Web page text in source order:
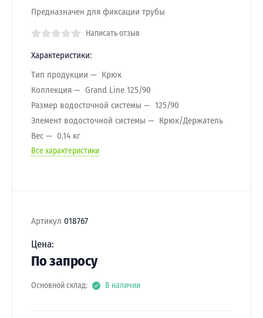
Предназначен для фиксации трубы
Написать отзыв
Характеристики:
Тип продукции
Крюк
Коллекция
Grand Line 125/90
Размер водосточной системы
125/90
Элемент водосточной системы
Крюк/Держатель
Вес
0.14 кг
Все характеристики
Артикул 018767
Цена:
По запросу
Основной склад: В наличии